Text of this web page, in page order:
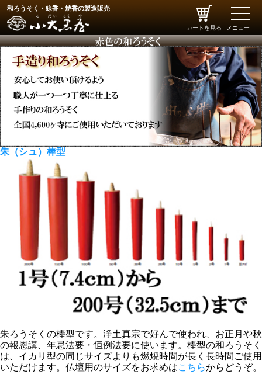
和ろうそく・線香・焼香の製造販売
カートを見る
toggle
メニュー
朱（シュ）棒型
朱ろうそくの棒型です。浄土真宗で好んで使われ、お正月や秋
の報恩講、年忌法要・恒例法要に使います。棒型の和ろうそく
は、イカリ型の同じサイズよりも燃焼時間が長く長時間ご使用
いただけます。仏壇用のサイズをお求めはこちらからどうぞ。